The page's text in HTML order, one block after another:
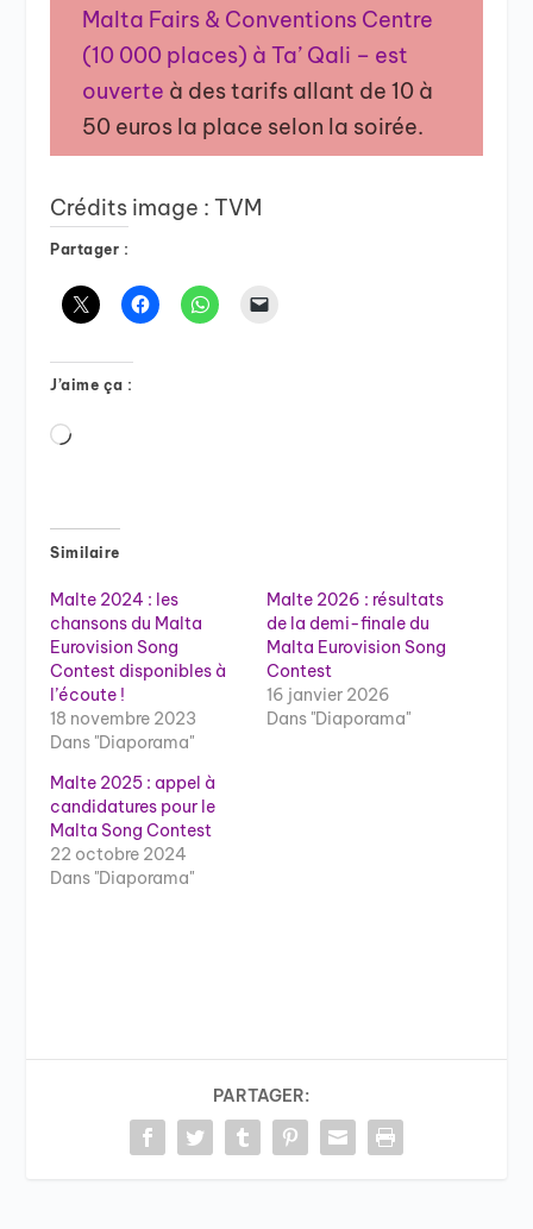
Malta Fairs & Conventions Centre
(10 000 places) à Ta’ Qali – est
ouverte à des tarifs allant de 10 à
50 euros la place selon la soirée.
Crédits image : TVM
Partager :
J’aime ça :
Chargement…
Similaire
Malte 2024 : les
chansons du Malta
Eurovision Song
Contest disponibles à
l’écoute !
18 novembre 2023
Dans "Diaporama"
Malte 2026 : résultats
de la demi-finale du
Malta Eurovision Song
Contest
16 janvier 2026
Dans "Diaporama"
Malte 2025 : appel à
candidatures pour le
Malta Song Contest
22 octobre 2024
Dans "Diaporama"
PARTAGER: